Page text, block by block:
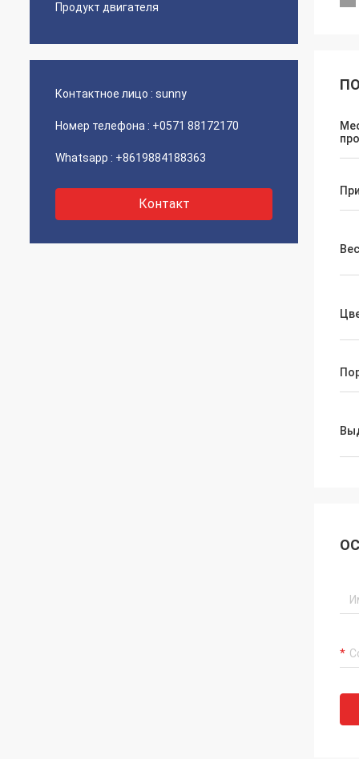
Продукт двигателя
Контактное лицо : sunny
Номер телефона : +0571 88172170
Whatsapp : +8619884188363
Контакт
Вес